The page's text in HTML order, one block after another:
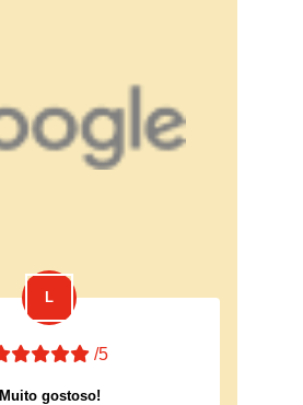
/5
Muito gostoso!